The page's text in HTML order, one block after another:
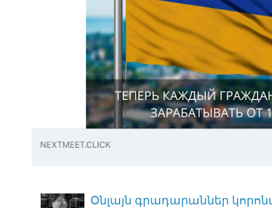
Օնլայն գրադարաններ